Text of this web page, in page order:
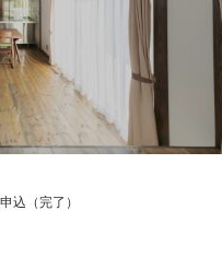
込（完了）